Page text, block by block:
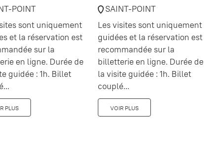
POINT
sont uniquement
et la réservation est
sur la
en ligne. Durée de
guidée : 1h. Billet
PLUS
SAINT-POINT
Les visites sont uniquement
guidées et la réservation est
recommandée sur la
billetterie en ligne. Durée de
la visite guidée : 1h. Billet
couplé...
VOIR PLUS